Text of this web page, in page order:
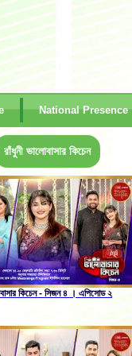
National Presence
রাঁধুনী ভালোবাসার কিচেন
কিচেন - সিজন ৪ । এপিসোড ২